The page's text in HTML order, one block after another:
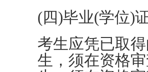
(四)毕业(学位)
考生应凭已取
生，须在资格